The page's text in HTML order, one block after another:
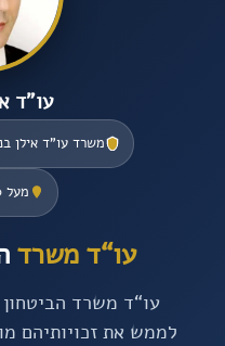
משרד עו”ד אילן
מעל 20 שנות ניסיון
עו“ד משרד
עו“ד משרד
לממש את זכויותיהם
עו”ד